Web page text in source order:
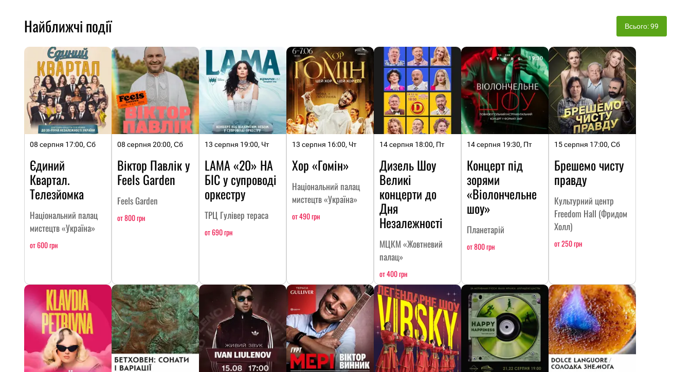
Найближчі події Всього: 99
08 серпня 17:00, Сб
Єдиний
Квартал.
Телезйомка
Національний палац
мистецтв «Україна»
от 600 грн
08 серпня 20:00, Сб
Віктор Павлік у
Feels Garden
Feels Garden
от 800 грн
13 серпня 19:00, Чт
LAMA «20» НА
БІС у супроводі
оркестру
ТРЦ Гулівер тераса
от 690 грн
13 серпня 16:00, Чт
Хор «Гомін»
Національний палац
мистецтв «Україна»
от 490 грн
14 серпня 18:00, Пт
Дизель Шоу
Великі
концерти до
Дня
Незалежності
МЦКМ «Жовтневий
палац»
от 400 грн
14 серпня 19:30, Пт
Концерт під
зорями
«Віолончельне
шоу»
Планетарій
от 800 грн
15 серпня 17:00, Сб
Брешемо чисту
правду
Культурний центр
Freedom Hall (Фридом
Холл)
от 250 грн